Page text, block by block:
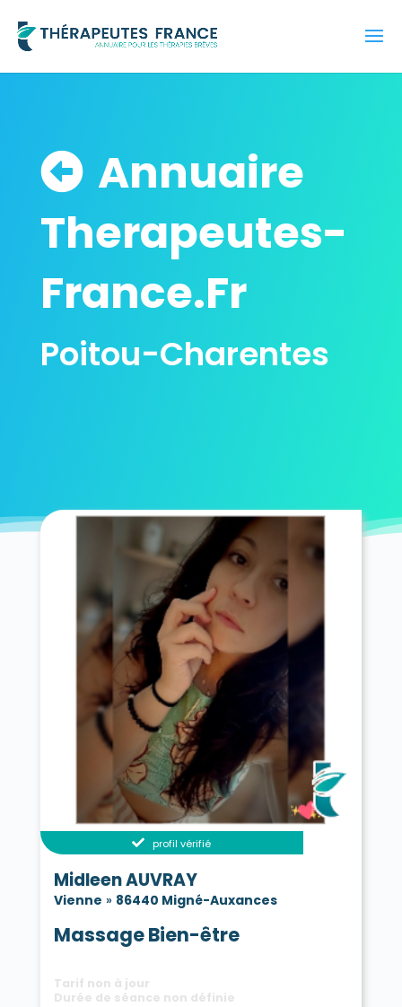
Annuaire
Therapeutes-
France.Fr
Poitou-Charentes
profil vérifié
Midleen AUVRAY
Vienne » 86440 Migné-Auxances
Massage Bien-être
Tarif non à jour
Durée de séance non définie